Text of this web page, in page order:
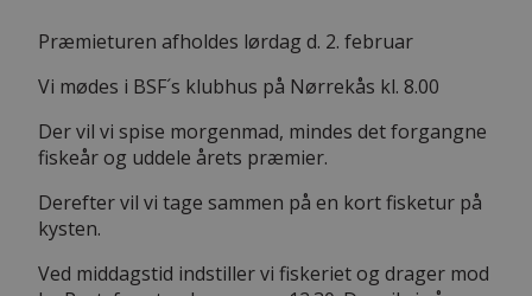
Præmieturen afholdes lørdag d. 2. februar
Vi mødes i BSF´s klubhus på Nørrekås kl. 8.00
Der vil vi spise morgenmad, mindes det forgangne
fiskeår og uddele årets præmier.
Derefter vil vi tage sammen på en kort fisketur på
kysten.
Ved middagstid indstiller vi fiskeriet og drager mod